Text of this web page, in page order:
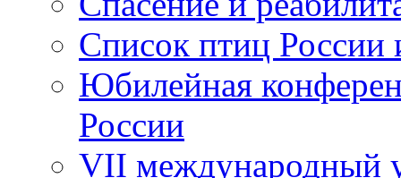
Список птиц России
Юбилейная
России
VII международный